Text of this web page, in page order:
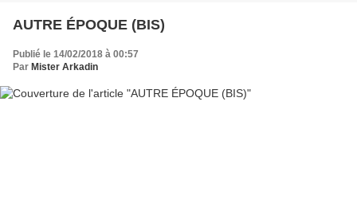
AUTRE ÉPOQUE (BIS)
Publié le 14/02/2018 à 00:57
Par Mister Arkadin